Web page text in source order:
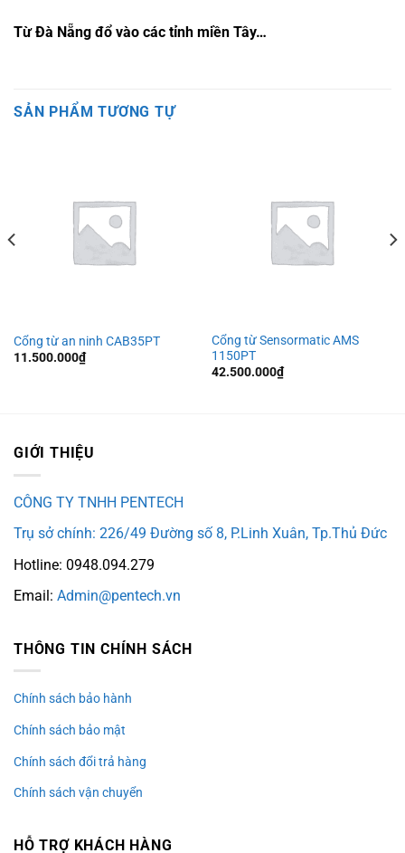
Từ Đà Nẵng đổ vào các tỉnh miền Tây…
SẢN PHẨM TƯƠNG TỰ
Cổng từ an ninh CAB35PT
11.500.000₫
Cổng từ Sensormatic AMS
1150PT
42.500.000₫
GIỚI THIỆU
CÔNG TY TNHH PENTECH
Trụ sở chính: 226/49 Đường số 8, P.Linh Xuân, Tp.Thủ Đức
Hotline: 0948.094.279
Email: Admin@pentech.vn
THÔNG TIN CHÍNH SÁCH
Chính sách bảo hành
Chính sách bảo mật
Chính sách đổi trả hàng
Chính sách vận chuyển
HỖ TRỢ KHÁCH HÀNG